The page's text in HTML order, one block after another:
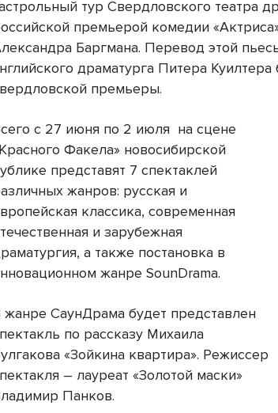
тур Свердловского театра
премьерой комедии
Баргмана. Перевод этой
драматурга Питера
премьеры.
с 27 июня по 2 июля на сцене
Факела» новосибирской
представят 7 спектаклей
жанров: русская и
классика, современная
и зарубежная
а также постановка в
жанре SounDrama.
жанре СаунДрама будет представлен
по рассказу Михаила
«Зойкина квартира». Режиссер
– лауреат «Золотой маски»
Панков.